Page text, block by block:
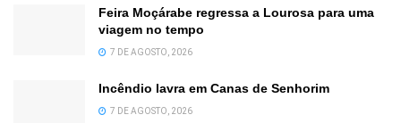
Feira Moçárabe regressa a Lourosa para uma
viagem no tempo
7 DE AGOSTO, 2026
Incêndio lavra em Canas de Senhorim
7 DE AGOSTO, 2026